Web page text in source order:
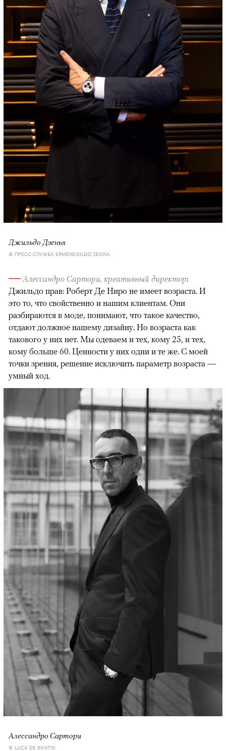
Джильдо Дзенья
© ПРЕСС-СЛУЖБА ERMENEGILDO ZEGNA
00:00 / 00:00
— Алессандро Сартори, креативный директор:
Джильдо прав: Роберт Де Ниро не имеет возраста. И
это то, что свойственно и нашим клиентам. Они
разбираются в моде, понимают, что такое качество,
отдают должное нашему дизайну. Но возраста как
такового у них нет. Мы одеваем и тех, кому 25, и тех,
кому больше 60. Ценности у них одни и те же. С моей
точки зрения, решение исключить параметр возраста —
умный ход.
Алессандро Сартори
© LUCA DE SANTIS